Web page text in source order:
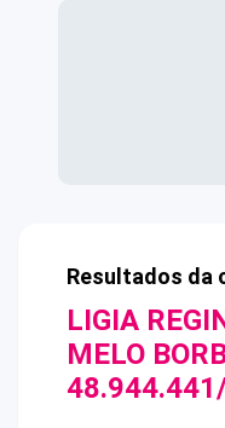
Resultados da
LIGIA
MELO